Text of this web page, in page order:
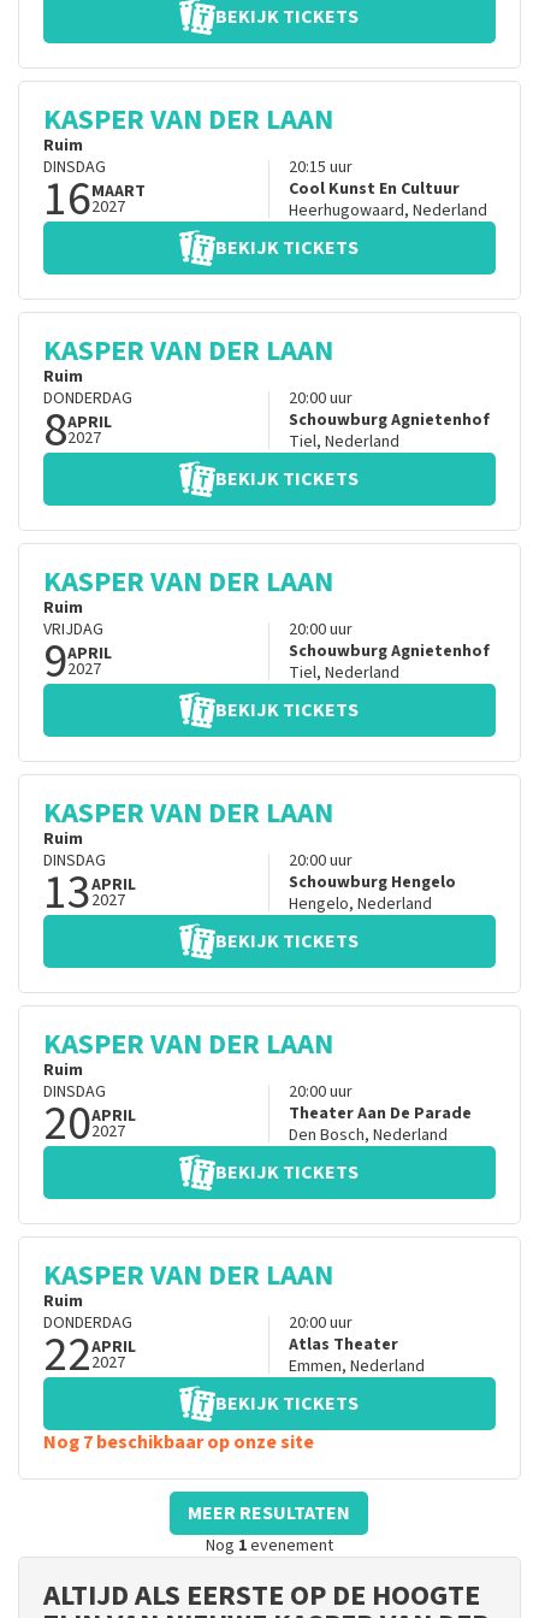
BEKIJK TICKETS
KASPER VAN DER LAAN
Ruim
DINSDAG
16MAART
2027
20:15 uur
Cool Kunst En Cultuur
Heerhugowaard, Nederland
BEKIJK TICKETS
KASPER VAN DER LAAN
Ruim
DONDERDAG
8APRIL
2027
20:00uur
Schouwburg Agnietenhof
Tiel, Nederland
BEKIJK TICKETS
KASPER VAN DER LAAN
Ruim
VRIJDAG
9APRIL
2027
20:00uur
Schouwburg Agnietenhof
Tiel, Nederland
BEKIJK TICKETS
KASPER VAN DER LAAN
Ruim
DINSDAG
13APRIL
2027
20:00uur
Schouwburg Hengelo
Hengelo, Nederland
BEKIJK TICKETS
KASPER VAN DER LAAN
Ruim
DINSDAG
20APRIL
2027
20:00uur
Theater Aan De Parade
Den Bosch, Nederland
BEKIJK TICKETS
KASPER VAN DER LAAN
Ruim
DONDERDAG
22APRIL
2027
20:00uur
Atlas Theater
Emmen, Nederland
BEKIJK TICKETS
Nog 7 beschikbaar op onze site
MEER RESULTATEN
Nog 1evenement
ALTIJD ALS EERSTE OP DE HOOGTE